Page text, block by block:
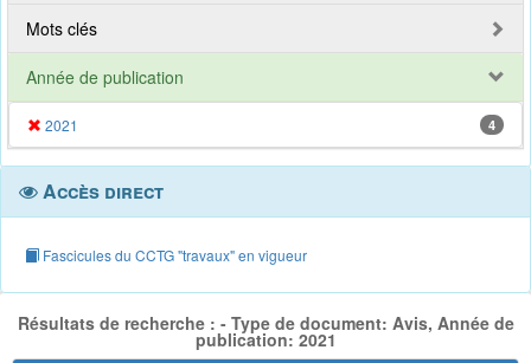
Mots clés
Année de publication
2021 4
Accès direct
Fascicules du CCTG "travaux" en vigueur
Résultats de recherche : - Type de document: Avis, Année de
publication: 2021